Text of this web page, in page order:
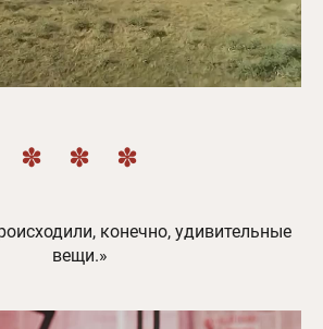
конечно, удивительные
вещи.»